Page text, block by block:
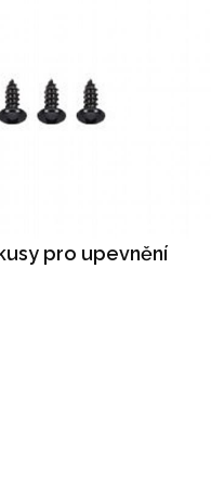
pro upevnění